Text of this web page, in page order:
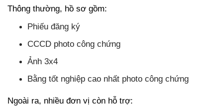
Thông thường, hồ sơ gồm:
Phiếu đăng ký
CCCD photo công chứng
Ảnh 3x4
Bằng tốt nghiệp cao nhất photo công chứng
Ngoài ra, nhiều đơn vị còn hỗ trợ: